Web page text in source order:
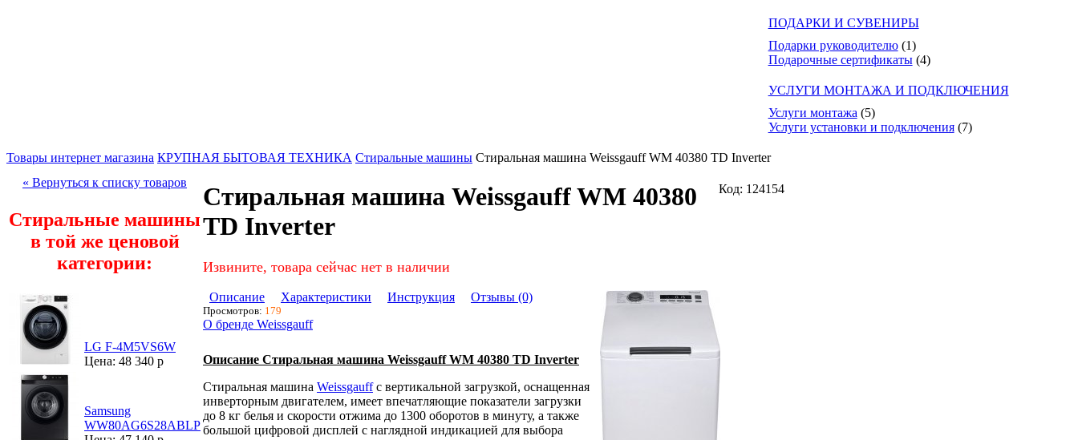
ПОДАРКИ И СУВЕНИРЫ
Подарки руководителю (1)
Подарочные сертификаты (4)
УСЛУГИ МОНТАЖА И ПОДКЛЮЧЕНИЯ
Услуги монтажа (5)
Услуги установки и подключения (7)
Товары интернет магазина КРУПНАЯ БЫТОВАЯ ТЕХНИКА Стиральные машины Стиральная машина Weissgauff WM 40380 TD Inverter
« Вернуться к списку товаров
Стиральные машины
в той же ценовой
категории:
LG F-4M5VS6W
Цена: 48 340 р
Samsung
WW80AG6S28ABLP
Код: 124154
Стиральная машина Weissgauff WM 40380
TD Inverter
Извините, товара сейчас нет в наличии
Описание Характеристики Инструкция Отзывы (0)
Просмотров: 179
О бренде Weissgauff
Описание Стиральная машина Weissgauff WM 40380 TD Inverter
Cтиральная машина Weissgauffс вертикальной загрузкой, оснащенная
инверторным двигателем, имеет впечатляющие показатели загрузки
до 8 кг белья и скорости отжима до 1300 оборотов в минуту, а также
большой цифровой дисплей с наглядной индикацией для выбора